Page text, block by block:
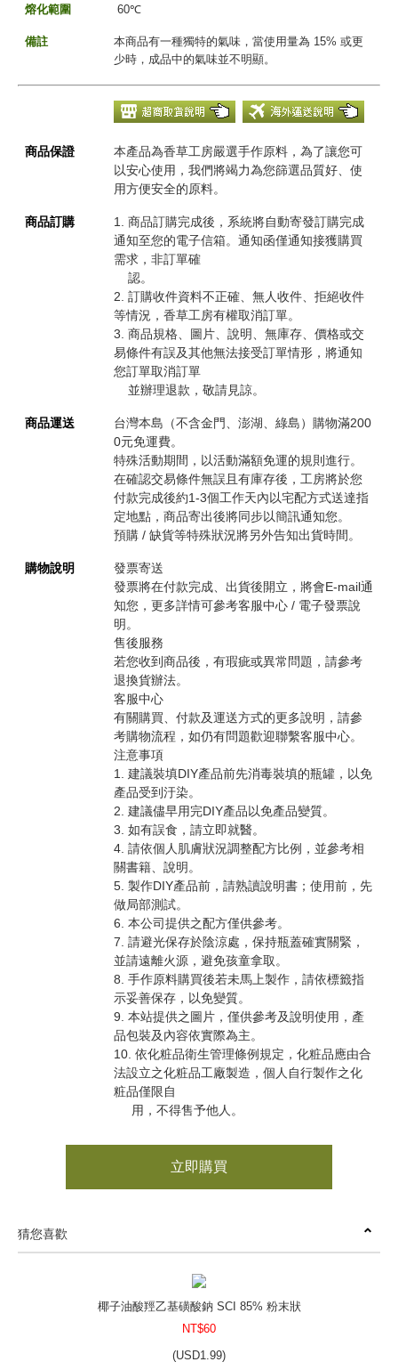
熔化範圍 60℃
備註
本商品有一種獨特的氣味，當使用量為 15% 或更
少時，成品中的氣味並不明顯。
商品保證
本產品為香草工房嚴選手作原料，為了讓您可
以安心使用，我們將竭力為您篩選品質好、使
用方便安全的原料。
商品訂購
1. 商品訂購完成後，系統將自動寄發訂購完成
通知至您的電子信箱。通知函僅通知接獲購買
需求，非訂單確
認。
2. 訂購收件資料不正確、無人收件、拒絕收件
等情況，香草工房有權取消訂單。
3. 商品規格、圖片、說明、無庫存、價格或交
易條件有誤及其他無法接受訂單情形，將通知
您訂單取消訂單
並辦理退款，敬請見諒。
商品運送
台灣本島（不含金門、澎湖、綠島）購物滿200
0元免運費。
特殊活動期間，以活動滿額免運的規則進行。
在確認交易條件無誤且有庫存後，工房將於您
付款完成後約1-3個工作天內以宅配方式送達指
定地點，商品寄出後將同步以簡訊通知您。
預購 / 缺貨等特殊狀況將另外告知出貨時間。
購物說明
發票寄送
發票將在付款完成、出貨後開立，將會E-mail通
知您，更多詳情可參考客服中心 / 電子發票說
明。
售後服務
若您收到商品後，有瑕疵或異常問題，請參考
退換貨辦法。
客服中心
有關購買、付款及運送方式的更多說明，請參
考購物流程，如仍有問題歡迎聯繫客服中心。
注意事項
1. 建議裝填DIY產品前先消毒裝填的瓶罐，以免
產品受到汙染。
2. 建議儘早用完DIY產品以免產品變質。
3. 如有誤食，請立即就醫。
4. 請依個人肌膚狀況調整配方比例，並參考相
關書籍、說明。
5. 製作DIY產品前，請熟讀說明書；使用前，先
做局部測試。
6. 本公司提供之配方僅供參考。
7. 請避光保存於陰涼處，保持瓶蓋確實關緊，
並請遠離火源，避免孩童拿取。
8. 手作原料購買後若未馬上製作，請依標籤指
示妥善保存，以免變質。
9. 本站提供之圖片，僅供參考及說明使用，產
品包裝及內容依實際為主。
10. 依化粧品衛生管理條例規定，化粧品應由合
法設立之化粧品工廠製造，個人自行製作之化
粧品僅限自
用，不得售予他人。
立即購買
猜您喜歡
椰子油酸羥乙基磺酸鈉 SCI 85% 粉末狀
NT$60
(USD1.99)